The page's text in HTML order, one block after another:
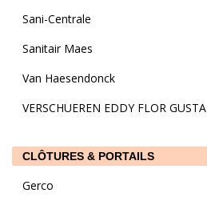
Sani-Centrale
Sanitair Maes
Van Haesendonck
VERSCHUEREN EDDY FLOR GUSTA
CLÔTURES & PORTAILS
Gerco